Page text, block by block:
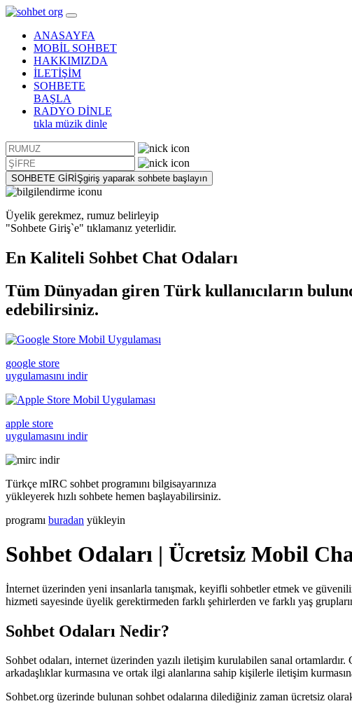
ANASAYFA
MOBİL SOHBET
HAKKIMIZDA
İLETİŞİM
SOHBETE
BAŞLA
RADYO DİNLE
tıkla müzik dinle
SOHBETE GİRİŞgiriş yaparak sohbete başlayın
Üyelik gerekmez, rumuz belirleyip
"Sohbete Giriş`e" tıklamanız yeterlidir.
En Kaliteli Sohbet Chat Odaları
Tüm Dünyadan giren Türk kullanıcıların
edebilirsiniz.
google store
uygulamasını indir
apple store
uygulamasını indir
Türkçe mIRC sohbet programını bilgisayarınıza
yükleyerek hızlı sohbete hemen başlayabilirsiniz.
programı buradan yükleyin
Sohbet Odaları | Ücretsiz Mobil
İnternet üzerinden yeni insanlarla tanışmak, keyifli sohbetler etmek ve
hizmeti sayesinde üyelik gerektirmeden farklı şehirlerden ve farklı yaş
Sohbet Odaları Nedir?
Sohbet odaları, internet üzerinden yazılı iletişim kurulabilen sanal
arkadaşlıklar kurmasına ve ortak ilgi alanlarına sahip kişilerle iletişim
Sohbet.org üzerinde bulunan sohbet odalarına dilediğiniz zaman ücretsiz